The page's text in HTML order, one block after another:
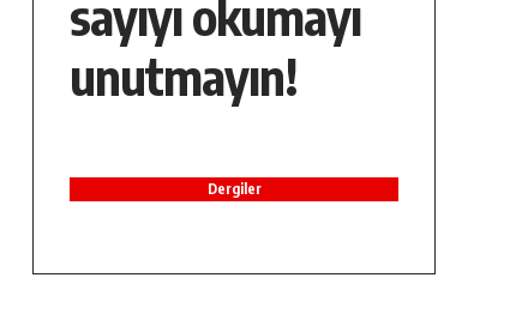
sayıyı okumayı
unutmayın!
Dergiler